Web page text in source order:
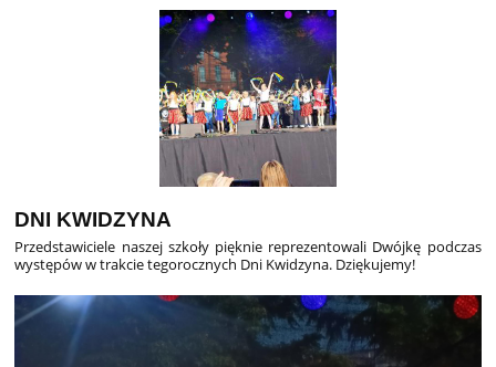
DNI KWIDZYNA
Przedstawiciele naszej szkoły pięknie reprezentowali Dwójkę podczas
występów w trakcie tegorocznych Dni Kwidzyna. Dziękujemy!